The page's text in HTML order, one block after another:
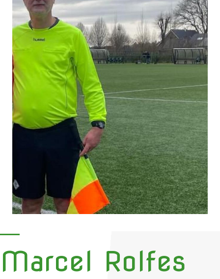
Marcel Rolfes